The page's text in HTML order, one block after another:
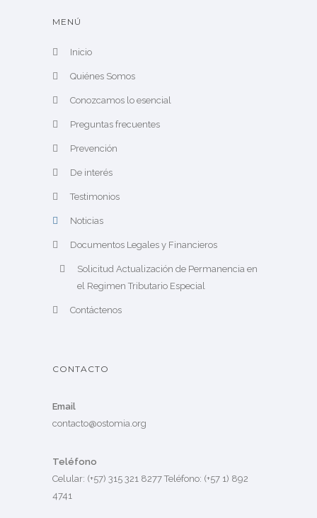
MENÚ
Inicio
Quiénes Somos
Conozcamos lo esencial
Preguntas frecuentes
Prevención
De interés
Testimonios
Noticias
Documentos Legales y Financieros
Solicitud Actualización de Permanencia en
el Regimen Tributario Especial
Contáctenos
CONTACTO
Email
contacto@ostomia.org
Teléfono
Celular: (+57) 315 321 8277 Teléfono: (+57 1) 892
4741